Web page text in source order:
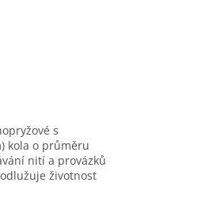
s
kola o průměru
nití a provázků
životnost